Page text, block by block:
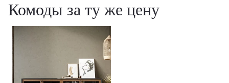
Комоды за ту же цену
товар из корзины?
Удалить